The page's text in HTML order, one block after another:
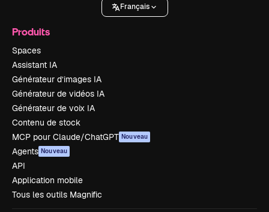
Français
Produits
Spaces
Assistant IA
Générateur d’images IA
Générateur de vidéos IA
Générateur de voix IA
Contenu de stock
MCP pour Claude/ChatGPT Nouveau
Agents Nouveau
API
Application mobile
Tous les outils Magnific